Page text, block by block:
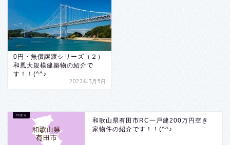
0円・無償譲渡シリーズ（２）
和風大規模建築物の紹介で
す！！(^^♪
2022年3月5日
和歌山県有田市RC一戸建200万円空き
家物件の紹介です！！(^^♪